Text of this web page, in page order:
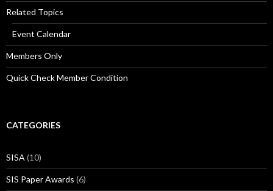
Related Topics
Event Calendar
Members Only
Quick Check Member Condition
CATEGORIES
SISA (10)
SIS Paper Awards (6)